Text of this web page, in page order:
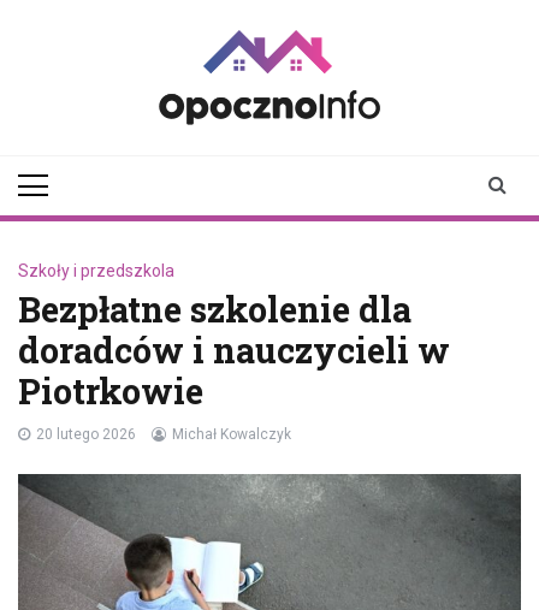
Szkoły i przedszkola
Bezpłatne szkolenie dla
doradców i nauczycieli w
Piotrkowie
20 lutego 2026 Michał Kowalczyk